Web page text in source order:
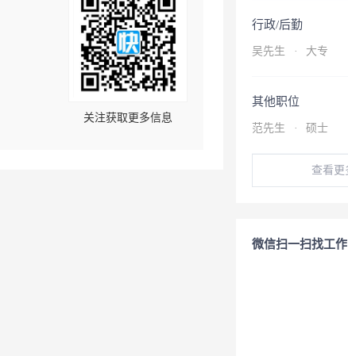
关注获取更多信息
行政/后勤
吴先生 · 大专
其他职位
范先生 · 硕士
查看更
微信扫一扫找工作